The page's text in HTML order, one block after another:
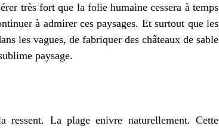
très fort que la folie humaine cessera à temps
à admirer ces paysages. Et surtout que les
les vagues, de fabriquer des châteaux de sable
paysage.
La plage enivre naturellement. Cette